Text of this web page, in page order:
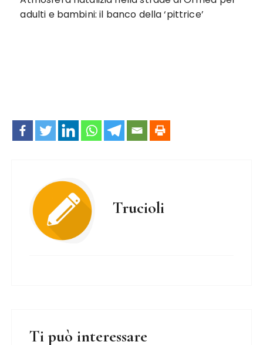
adulti e bambini: il banco della ‘pittrice’
Trucioli
Ti può interessare